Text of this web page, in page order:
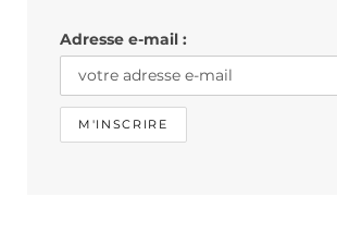
m
Adresse e-mail :